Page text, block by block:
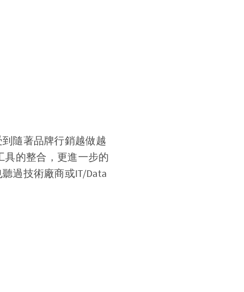
隨著品牌行銷越做越
具的整合，更進一步的
過技術廠商或IT/Data